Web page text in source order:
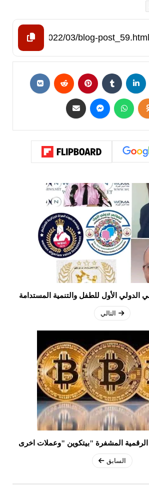
الدولي الأول للطفل والتنمية المستدامة
التالي
الرقمية المشفرة "بيتكوين "وعملات اخرى
السابق